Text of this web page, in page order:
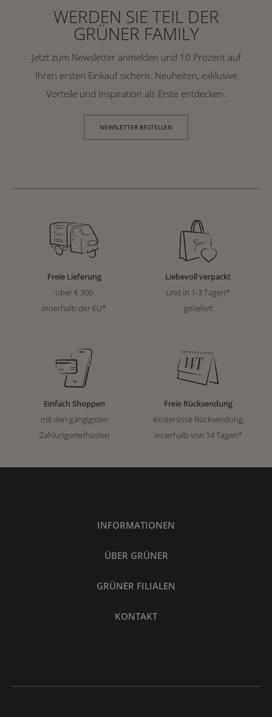
WERDEN SIE TEIL DER
GRÜNER FAMILY
Jetzt zum Newsletter anmelden und 10 Prozent auf
Ihren ersten Einkauf sichern. Neuheiten, exklusive
Vorteile und Inspiration als Erste entdecken.
NEWSLETTER BESTELLEN
Freie Lieferung
über € 300
innerhalb der EU*
Liebevoll verpackt
und in 1-3 Tagen*
geliefert
Einfach Shoppen
mit den gängigsten
Zahlungsmethoden
Freie Rücksendung
Kostenlose Rücksendung
innerhalb von 14 Tagen*
INFORMATIONEN
ÜBER GRÜNER
GRÜNER FILIALEN
KONTAKT